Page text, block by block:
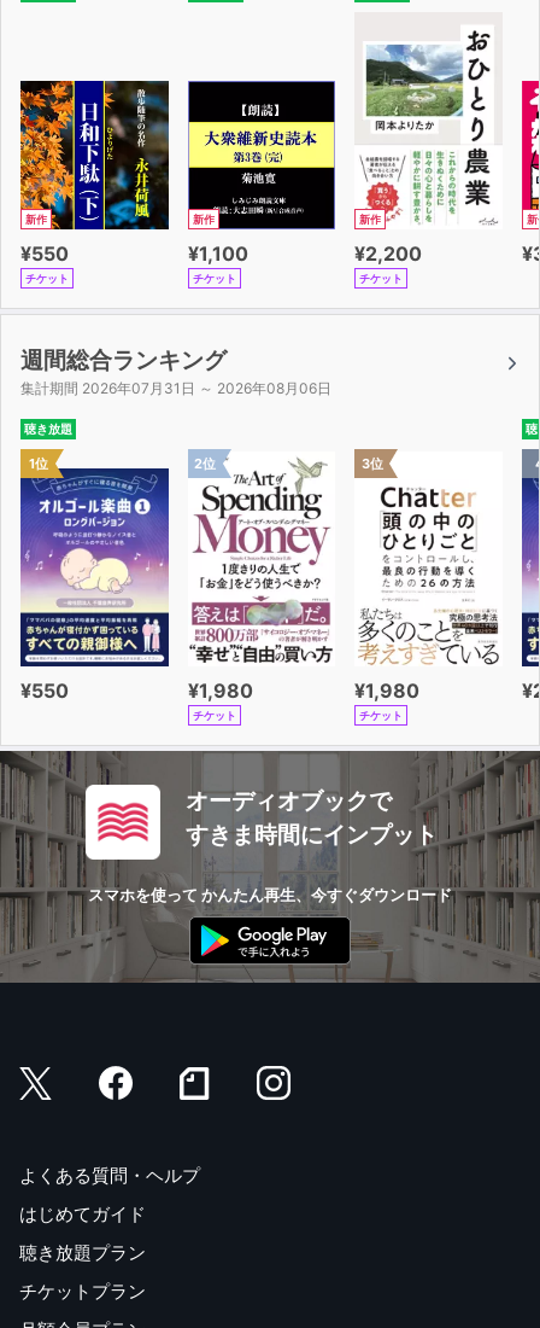
新作
¥550
チケット
新作
¥1,100
チケット
新作
¥2,200
チケット
新
週間総合ランキング
集計期間 2026年07月31日 ～ 2026年08月06日
聴き放題
1位
¥550
2位
¥1,980
チケット
3位
¥1,980
チケット
聴
オーディオブックで
すきま時間にインプット
スマホを使って かんたん再生、今すぐダウンロード
よくある質問・ヘルプ
はじめてガイド
聴き放題プラン
チケットプラン